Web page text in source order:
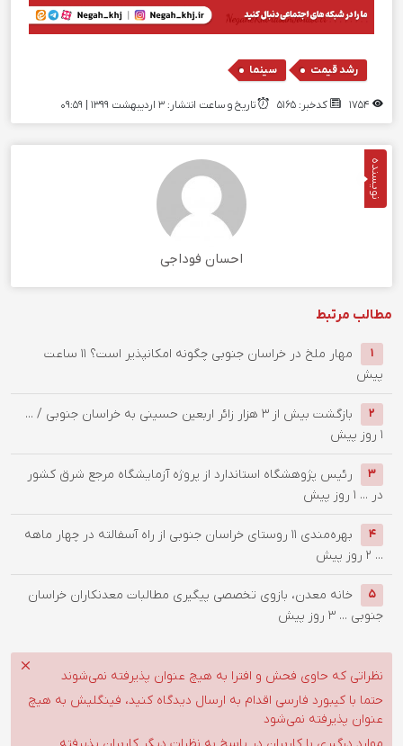
رشد قیمت , سینما
کدخبر: 5165 تاریخ و ساعت انتشار: ۳ اردیبهشت ۱۳۹۹ | 09:59
نویسنده
احسان فوداجی
مطالب مرتبط
1 ‌مهار ملخ در خراسان جنوبی چگونه امکانپذیر است؟
11 ساعت
پیش
2
بازگشت بیش از ۳ هزار زائر اربعین حسینی به خراسان جنوبی / ...
1 روز پیش
3
رئیس پژوهشگاه استاندارد از پروژه آزمایشگاه مرجع شرق کشور
در ... 1 روز پیش
4
بهره‌مندی ۱۱ روستای خراسان جنوبی از راه آسفالته در چهار ماهه
... 2 روز پیش
5
خانه معدن، بازوی تخصصی پیگیری مطالبات معدنکاران خراسان
جنوبی ... 3 روز پیش
نظراتی که حاوی فحش و افترا به هیچ عنوان پذیرفته نمی‌شوند
حتما با کیبورد فارسی اقدام به ارسال دیدگاه کنید، فینگلیش به هیچ
عنوان پذیرفته نمی‌شود